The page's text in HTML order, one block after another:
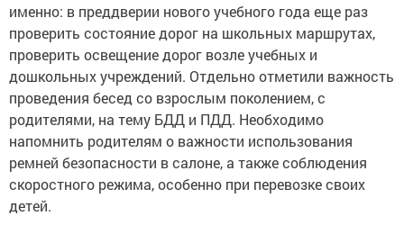
именно: в преддверии нового учебного года еще раз
проверить состояние дорог на школьных маршрутах,
проверить освещение дорог возле учебных и
дошкольных учреждений. Отдельно отметили важность
проведения бесед со взрослым поколением, с
родителями, на тему БДД и ПДД. Необходимо
напомнить родителям о важности использования
ремней безопасности в салоне, а также соблюдения
скоростного режима, особенно при перевозке своих
детей.